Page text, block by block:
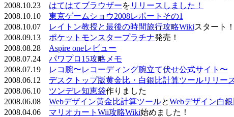
2008.10.23 はてはてブラウザーを リリースしました！
2008.10.10 東京ゲームショウ2008レポートその1
2008.10.07
レイトン教授と最後の時間旅行攻略Wikiスタート！
2008.09.13 ポケットモンスタープラチナ発売！
2008.08.28 Aspire oneレビュー
2008.07.24 パワプロ15攻略メモ
2008.07.19
レコ腕〜レコーディング腕立て伏せ公式サイト〜
2008.06.12 デスクトップ版黄金比・白銀比計算ツールリリー
2008.06.10 ツンデレ知恵袋作りました
2008.06.08 Webデザイン黄金比計算ツールとWebデザイン白
2008.04.06 マリオカートWii攻略Wiki始めました！